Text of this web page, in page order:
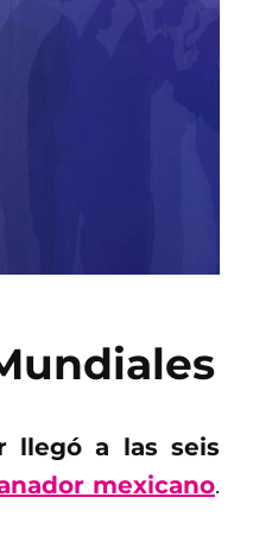
llegó a las seis
mexicano.